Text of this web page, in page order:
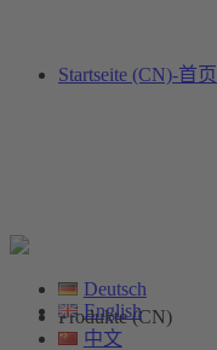
Startseite (CN)-首页
Produkte (CN)
Deutsch
English
中文